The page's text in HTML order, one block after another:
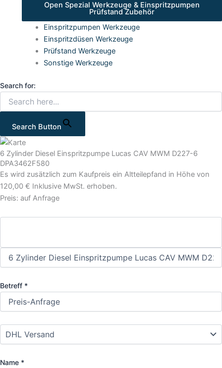
Open Spezial Werkzeuge & Einspritzpumpen
Prüfstand Zubehör
Einspritzpumpen Werkzeuge
Einspritzdüsen Werkzeuge
Prüfstand Werkzeuge
Sonstige Werkzeuge
Search for:
Search Button
6 Zylinder Diesel Einspritzpumpe Lucas CAV MWM D227-6
DPA3462F580
Es wird zusätzlich zum Kaufpreis ein Altteilepfand in Höhe von
120,00 € Inklusive MwSt. erhoben.
Preis: auf Anfrage
Betreff *
Name *